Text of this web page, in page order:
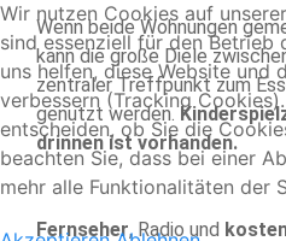
Wenn beide Wohnungen
kann die große Diele
zentraler Treffpunkt zum
genutzt werden.
drinnen ist vorhanden.
Fernseher, Radio und
Wir nutzen Cookies auf
sind essenziell für den Betrieb
uns helfen, diese Website und
verbessern (Tracking
entscheiden, ob Sie die
beachten Sie, dass bei einer
mehr alle Funktionalitäten der